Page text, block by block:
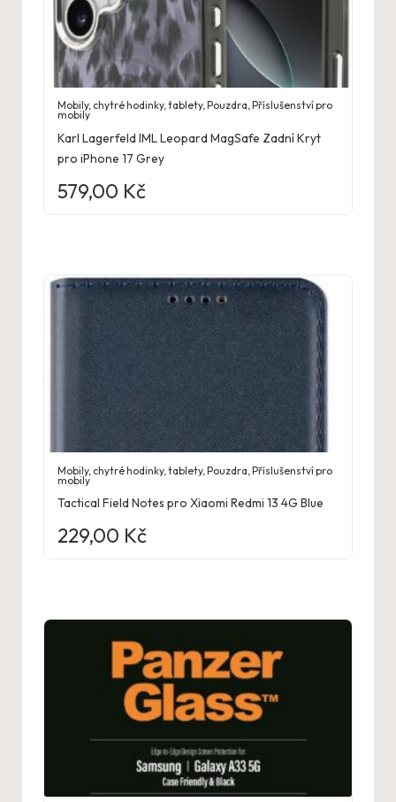
Mobily, chytré hodinky, tablety,Pouzdra,Příslušenství pro
mobily
Karl Lagerfeld IML Leopard MagSafe Zadní Kryt
pro iPhone 17 Grey
579,00 Kč
Mobily, chytré hodinky, tablety,Pouzdra ,Příslušenství pro
mobily
Tactical Field Notes pro Xiaomi Redmi 13 4G Blue
229,00 Kč